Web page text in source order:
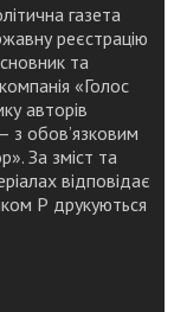
газета
реєстрацію
та
«Голос
авторів
з обов’язковим
За зміст та
відповідає
Р друкуються